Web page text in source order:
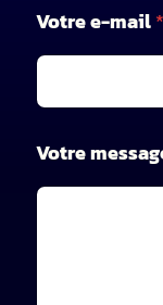
V
o
t
r
V
o
t
Votre e-mail*
Votre